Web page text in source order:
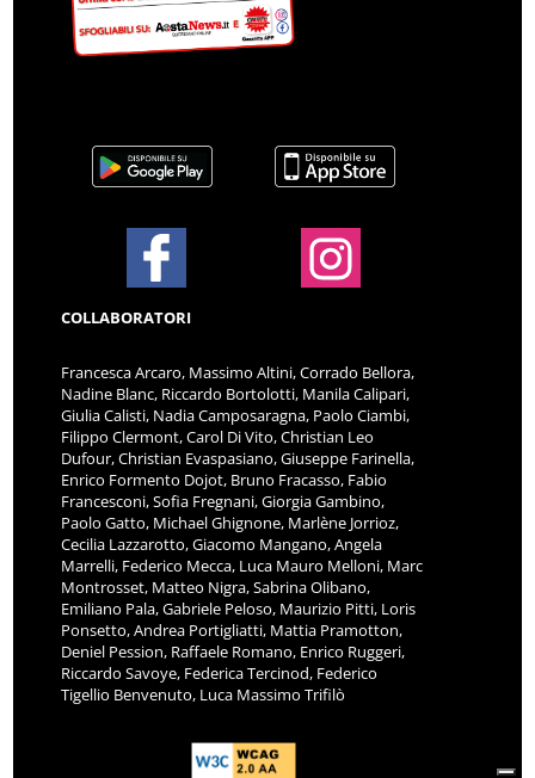
COLLABORATORI
Francesca Arcaro, Massimo Altini, Corrado Bellora,
Nadine Blanc, Riccardo Bortolotti, Manila Calipari,
Giulia Calisti, Nadia Camposaragna, Paolo Ciambi,
Filippo Clermont, Carol Di Vito, Christian Leo
Dufour, Christian Evaspasiano, Giuseppe Farinella,
Enrico Formento Dojot, Bruno Fracasso, Fabio
Francesconi, Sofia Fregnani, Giorgia Gambino,
Paolo Gatto, Michael Ghignone, Marlène Jorrioz,
Cecilia Lazzarotto, Giacomo Mangano, Angela
Marrelli, Federico Mecca, Luca Mauro Melloni, Marc
Montrosset, Matteo Nigra, Sabrina Olibano,
Emiliano Pala, Gabriele Peloso, Maurizio Pitti, Loris
Ponsetto, Andrea Portigliatti, Mattia Pramotton,
Deniel Pession, Raffaele Romano, Enrico Ruggeri,
Riccardo Savoye, Federica Tercinod, Federico
Tigellio Benvenuto, Luca Massimo Trifilò